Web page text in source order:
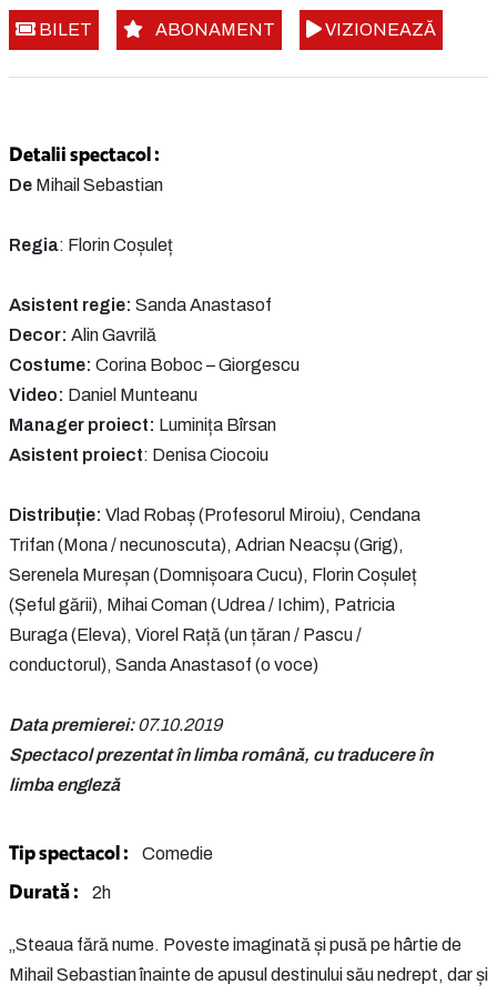
BILET ABONAMENT VIZIONEAZĂ
Detalii spectacol :
De Mihail Sebastian
Regia: Florin Coșuleț
Asistent regie: Sanda Anastasof
Decor: Alin Gavrilă
Costume: Corina Boboc – Giorgescu
Video: Daniel Munteanu
Manager proiect: Luminița Bîrsan
Asistent proiect: Denisa Ciocoiu
Distribuție: Vlad Robaș (Profesorul Miroiu), Cendana
Trifan (Mona / necunoscuta), Adrian Neacșu (Grig),
Serenela Mureșan (Domnișoara Cucu), Florin Coșuleț
(Șeful gării), Mihai Coman (Udrea / Ichim), Patricia
Buraga (Eleva), Viorel Rață (un țăran / Pascu /
conductorul), Sanda Anastasof (o voce)
Data premierei:07.10.2019
Spectacol prezentat în limba română, cu traducere în
limba engleză
Tip spectacol : Comedie
Durată : 2h
„Steaua fără nume. Poveste imaginată și pusă pe hârtie de
Mihail Sebastian înainte de apusul destinului său nedrept, dar și